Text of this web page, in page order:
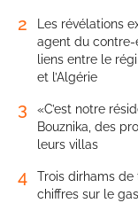
2
Les révélations
agent du contre-
liens entre le
et l’Algérie
3
«C’est notre
Bouznika, des
leurs villas
4
Trois dirhams
chiffres sur le